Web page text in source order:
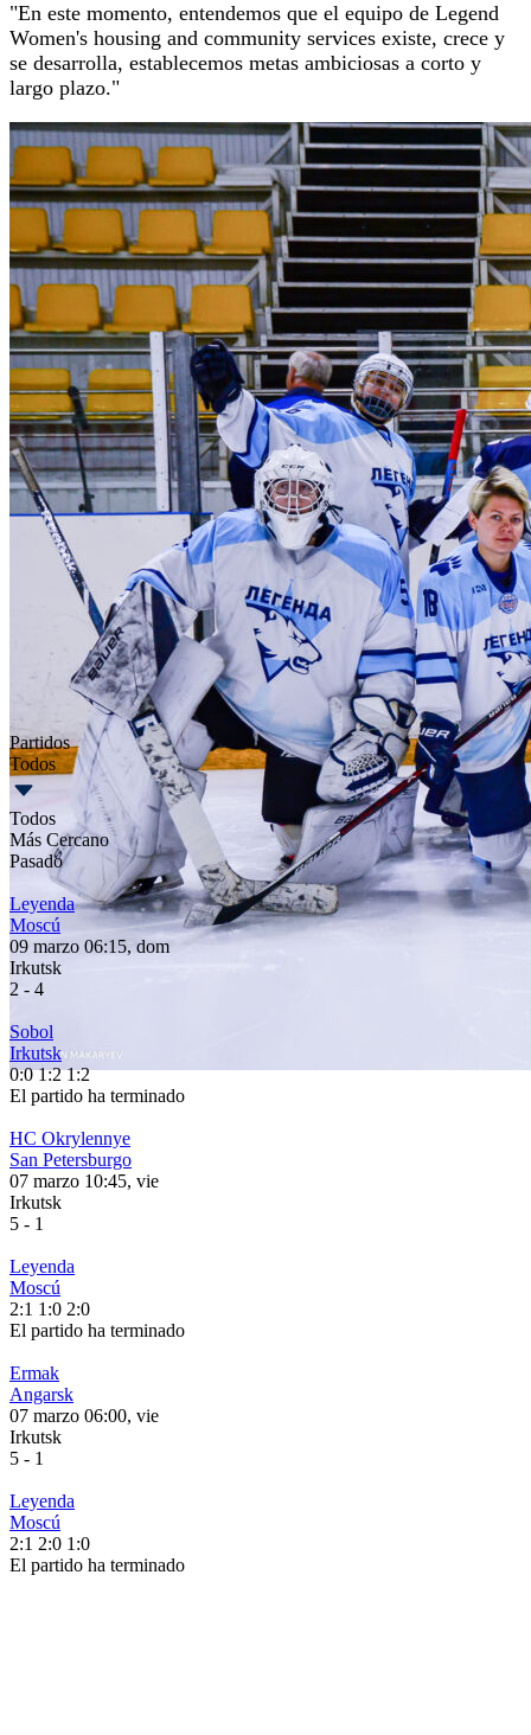
"En este momento, entendemos que el equipo de Legend
Women's housing and community services existe, crece y
se desarrolla, establecemos metas ambiciosas a corto y
largo plazo."
Partidos
Todos
Todos
Más Cercano
Pasado
Leyenda
Moscú
09 marzo 06:15, dom
Irkutsk
2 - 4
Sobol
Irkutsk
0:0 1:2 1:2
El partido ha terminado
HC Okrylennye
San Petersburgo
07 marzo 10:45, vie
Irkutsk
5 - 1
Leyenda
Moscú
2:1 1:0 2:0
El partido ha terminado
Ermak
Angarsk
07 marzo 06:00, vie
Irkutsk
5 - 1
Leyenda
Moscú
2:1 2:0 1:0
El partido ha terminado